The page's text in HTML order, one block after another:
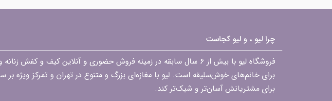
چرا لیو ، و لیو کجاست
فروشگاه لیو با بیش از ۶ سال سابقه در زمینه فروش حضوری و آنلاین کیف و
برای خانم‌های خوش‌سلیقه است. لیو با مغازه‌ای بزرگ و متنوع در تهران و تمرکز
برای مشتریانش آسان‌تر و شیک‌تر کند.